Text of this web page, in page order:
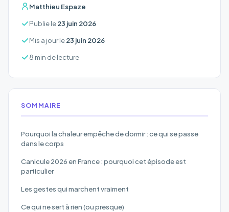
Matthieu Espaze
Publie le23 juin 2026
Mis a jour le23 juin 2026
8 min de lecture
SOMMAIRE
Pourquoi la chaleur empêche de dormir : ce qui se passe
dans le corps
Canicule 2026 en France : pourquoi cet épisode est
particulier
Les gestes qui marchent vraiment
Ce qui ne sert à rien (ou presque)